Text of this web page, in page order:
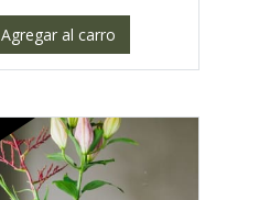
Agregar al carro